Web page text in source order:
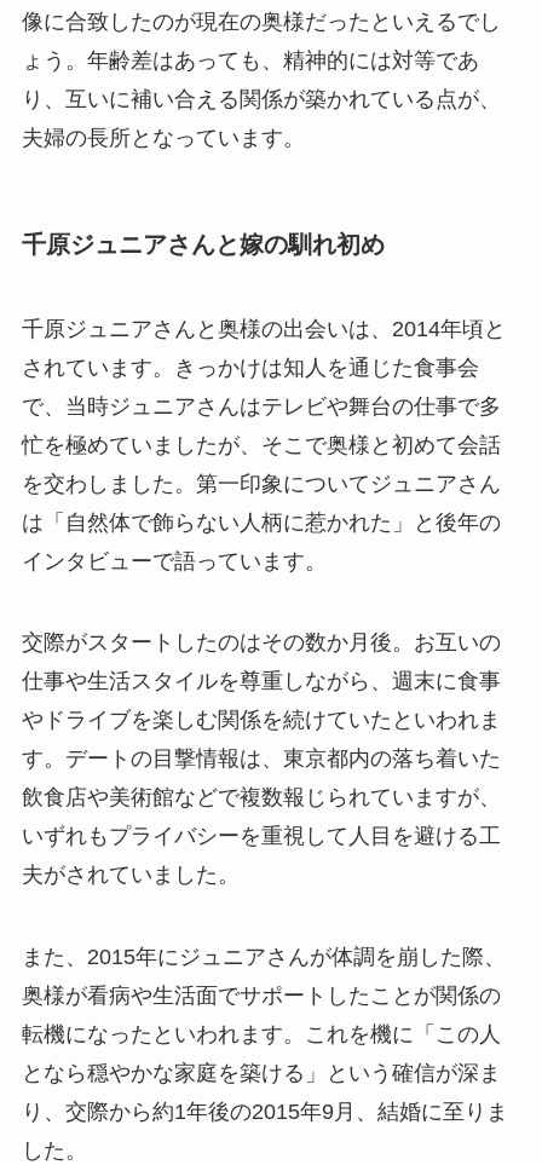
像に合致したのが現在の奥様だったといえるでし
ょう。年齢差はあっても、精神的には対等であ
り、互いに補い合える関係が築かれている点が、
夫婦の長所となっています。
千原ジュニアさんと嫁の馴れ初め
千原ジュニアさんと奥様の出会いは、2014年頃と
されています。きっかけは知人を通じた食事会
で、当時ジュニアさんはテレビや舞台の仕事で多
忙を極めていましたが、そこで奥様と初めて会話
を交わしました。第一印象についてジュニアさん
は「自然体で飾らない人柄に惹かれた」と後年の
インタビューで語っています。
交際がスタートしたのはその数か月後。お互いの
仕事や生活スタイルを尊重しながら、週末に食事
やドライブを楽しむ関係を続けていたといわれま
す。デートの目撃情報は、東京都内の落ち着いた
飲食店や美術館などで複数報じられていますが、
いずれもプライバシーを重視して人目を避ける工
夫がされていました。
また、2015年にジュニアさんが体調を崩した際、
奥様が看病や生活面でサポートしたことが関係の
転機になったといわれます。これを機に「この人
となら穏やかな家庭を築ける」という確信が深ま
り、交際から約1年後の2015年9月、結婚に至りま
した。